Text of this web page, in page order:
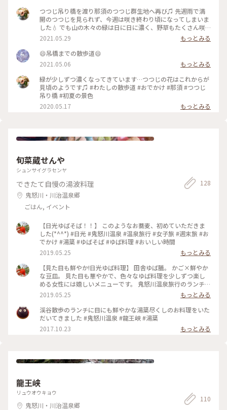
つつじ吊り橋を渡り那須のつつじ群生地へ再び♫ 先週雨で満
開のつつじを見られず、今週は咲き終わり頃になってしまいま
した💧 でも山の木々の緑は日に日に濃く、野草もたくさん咲
いていました♫ サラサドウダンが可愛らしく咲いてました✨
2021.05.29
もっとみる
😄吊橋までの散歩道😄
2021.05.06
もっとみる
緑が少しずつ濃くなってきています…つつじの花はこれからが
見頃のようです♫ #わたしの散歩道 #おでかけ #那須 #つつじ
吊り橋 #初夏の景色
2020.05.17
もっとみる
旬菜蔵せんや
シュンサイグラセンヤ
できたて自慢の湯波料理
鬼怒川・川治温泉郷
ごはん, イベント
128
【日光ゆばそば！！】 このようなお蕎麦、初めていただきま
した(*^^*) #日光 #鬼怒川温泉 #温泉旅行 #女子旅 #週末旅 #お
でかけ #湯葉 #ゆばそば #ゆば料理 #おいしい時間
2019.05.25
もっとみる
【見た目も鮮やか!日光ゆば料理】 田舎ゆば膳。 かご×鮮やか
な豆皿。 見た目も華やかで、色々なゆば料理を少しずつ楽し
める女性には嬉しいメニューです。 鬼怒川温泉旅行のランチに
立ち寄りました。 ゆばさし くるくる巻かれた揚げ湯葉 ゆばの
天ぷら etc. とても美味しゅうございました(^^)(^^) #日光 #鬼
怒川温泉 #温泉旅行 #週末旅 #女子旅 #おでかけ #湯葉 #揚げ湯
葉 #ご当地グルメ #おいしい時間 #ランチ
2019.05.25
もっとみる
渓谷散歩のランチに目にも鮮やかな湯葉尽くしのお料理をいた
だいてきました #鬼怒川温泉 #龍王峡 #湯葉
2017.10.23
もっとみる
龍王峡
リュウオウキョウ
鬼怒川・川治温泉郷
110